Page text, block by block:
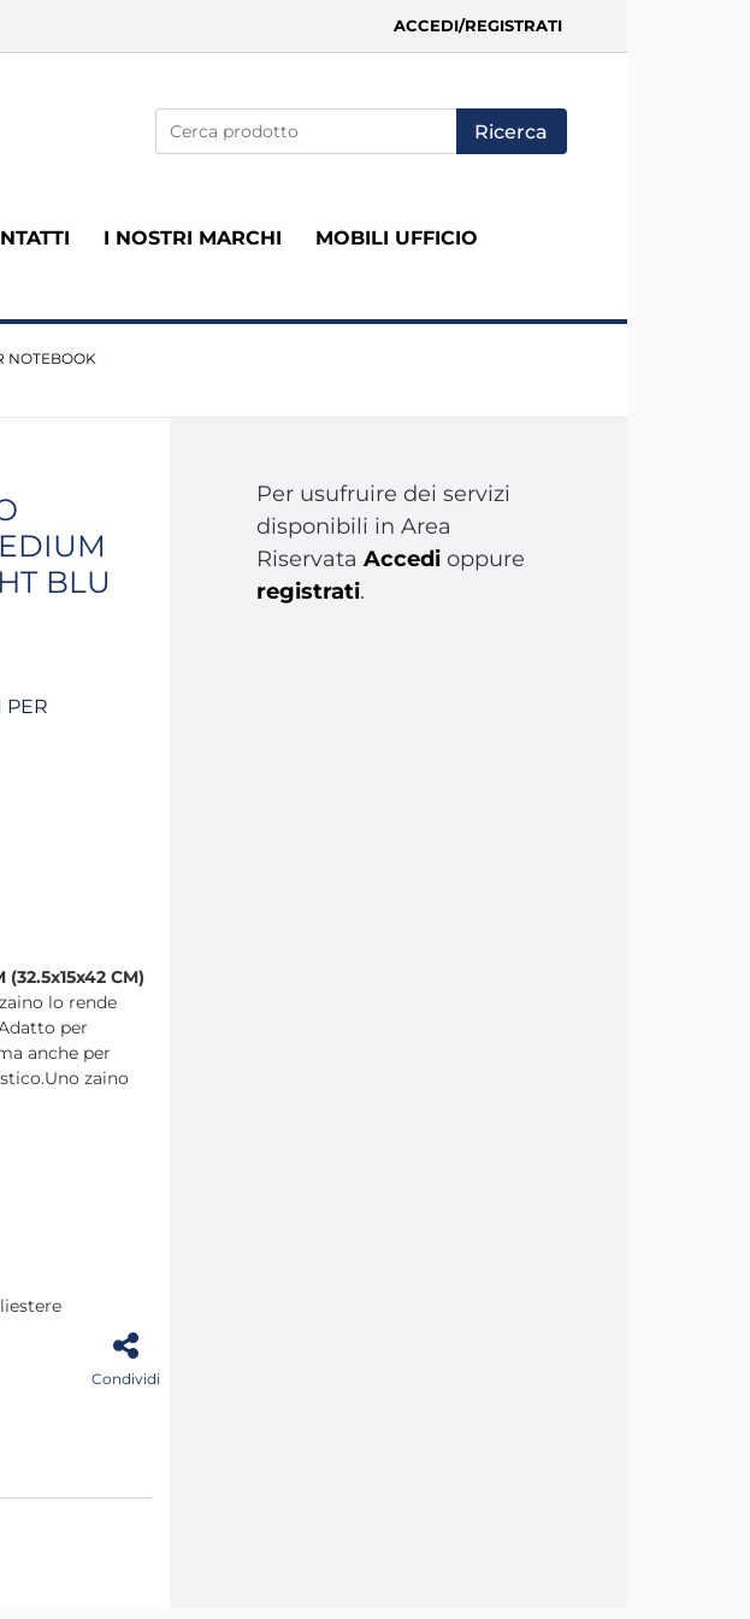
ACCEDI/REGISTRATI
La modifica di un filtro aggiorna automaticamente gli altri filtri
I NOSTRI MARCHI
MOBILI UFFICIO
NOTEBOOK
BLU
PER
(32.5x15x42 CM)
lo rende
per
anche per
zaino
Condividi
Per usufruire dei servizi
disponibili in Area
Riservata Accedi oppure
registrati.